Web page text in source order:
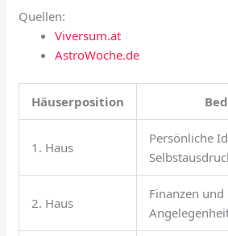
Quellen:
Viversum.at
AstroWoche.de
Häuserposition
1. Haus
Persönliche
2. Haus
Finanzen